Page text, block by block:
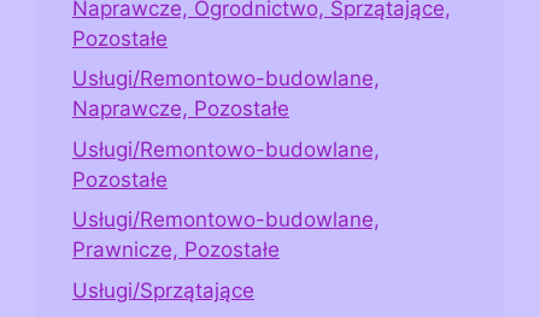
Naprawcze, Ogrodnictwo, Sprzątające,
Pozostałe
Usługi/Remontowo-budowlane,
Naprawcze, Pozostałe
Usługi/Remontowo-budowlane,
Pozostałe
Usługi/Remontowo-budowlane,
Prawnicze, Pozostałe
Usługi/Sprzątające